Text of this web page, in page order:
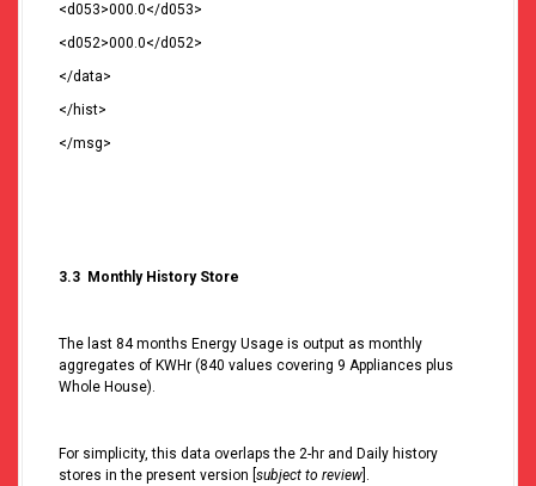
<d053>000.0</d053>
<d052>000.0</d052>
</data>
</hist>
</msg>
3.3 Monthly History Store
The last 84 months Energy Usage is output as monthly
aggregates of KWHr (840 values covering 9 Appliances plus
Whole House).
For simplicity, this data overlaps the 2-hr and Daily history
stores in the present version [ subject to review ].